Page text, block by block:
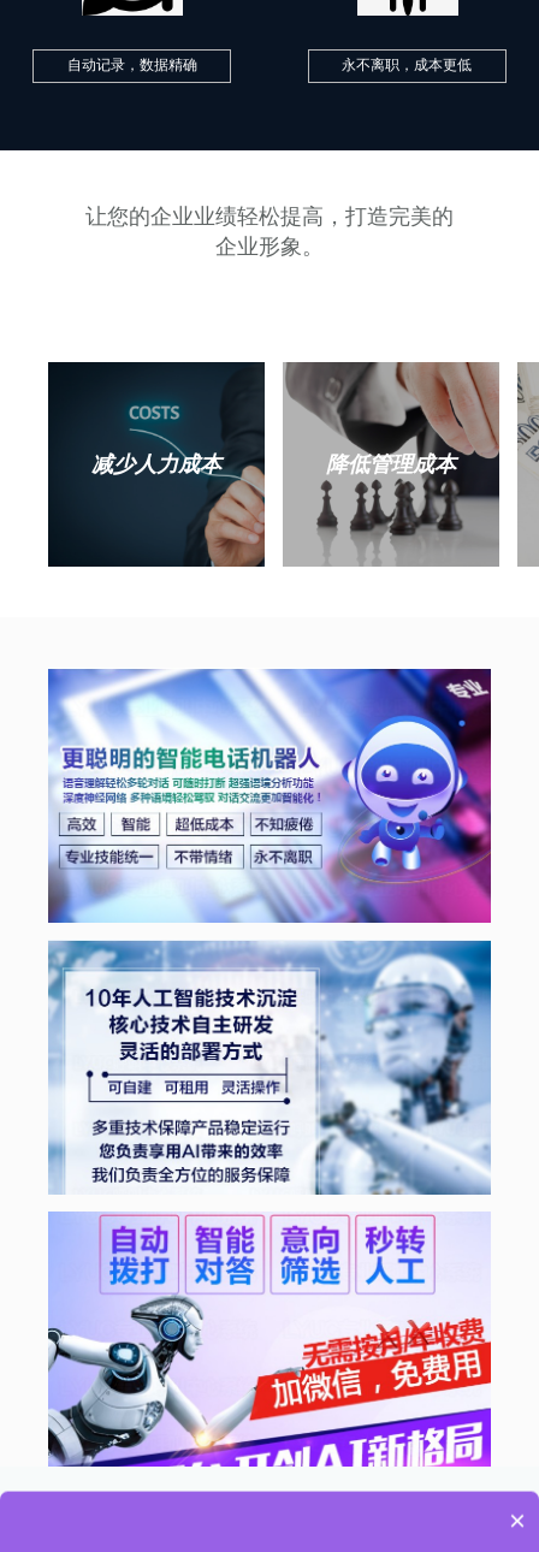
自动记录，数据精确 永不离职，成本更低
让您的企业业绩轻松提高，打造完美的
企业形象。
减少人力成本 降低管理成本
×